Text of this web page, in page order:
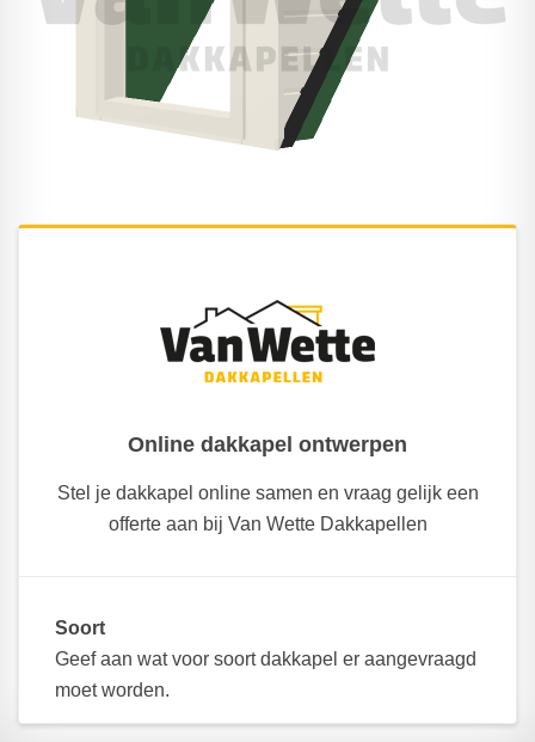
Online dakkapel ontwerpen
Stel je dakkapel online samen en vraag gelijk een
offerte aan bij Van Wette Dakkapellen
Soort
Geef aan wat voor soort dakkapel er aangevraagd
moet worden.